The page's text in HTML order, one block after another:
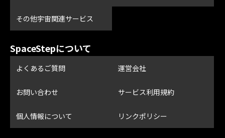
その他宇宙関連サービス
SpaceStepについて
よくあるご質問 運営会社
お問い合わせ サービス利用規約
個人情報について リンクポリシー